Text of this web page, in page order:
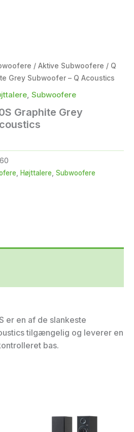
/ Aktive Subwoofere / Q
Grey Subwoofer – Q Acoustics
, Subwoofere
Graphite Grey
Højttalere Subwoofere
er en af de slankeste
tilgængelig og leverer en
bas.